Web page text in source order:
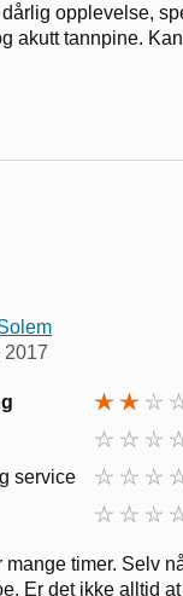
opplevelse,
akutt tannpine.
2017
service
mange timer. Selv
Er det ikke alltid